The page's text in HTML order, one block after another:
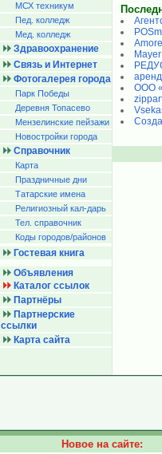
МСХ техникум
Пед. колледж
Мед. колледж
Здравоохранение
Связь и Интернет
Фотогалерея города
Парк Победы
Деревня Топасево
Мензелинские пейзажи
Новостройки города
Справочник
Карта
Праздничные дни
Татарские имена
Религиозный кал-дарь
Тел. справочник
Коды городов/райoнов
Гостевая книга
Объявления
Каталог ссылок
Партнёры
Партнерские
ссылки
Карта сайта
ООО
Новое на сайте: